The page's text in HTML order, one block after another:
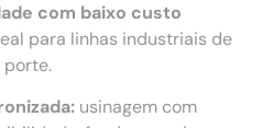
com baixo custo
para linhas industriais de
porte.
usinagem com